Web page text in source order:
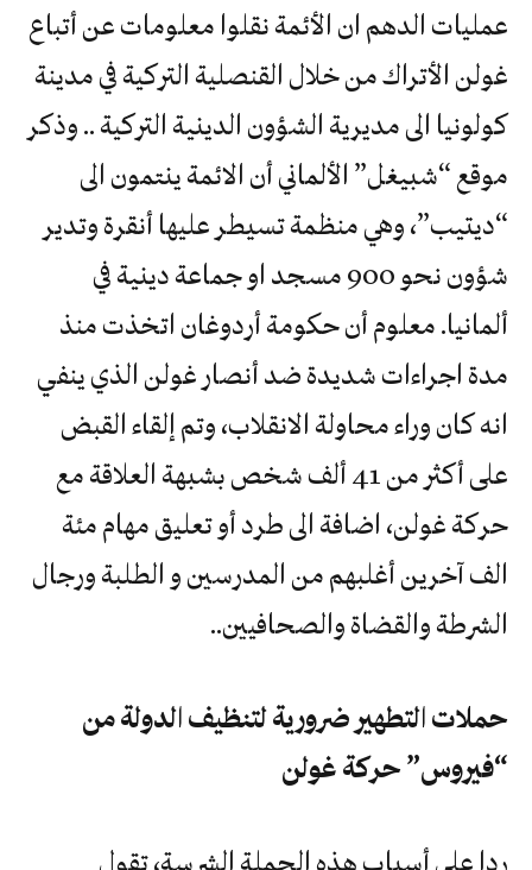
عمليات الدهم ان الأئمة نقلوا معلومات عن أتباع
غولن الأتراك من خلال القنصلية التركية في مدينة
كولونيا الى مديرية الشؤون الدينية التركية .. وذكر
موقع “شبيغل” الألماني أن الائمة ينتمون الى
“ديتيب”، وهي منظمة تسيطر عليها أنقرة وتدير
شؤون نحو 900 مسجد او جماعة دينية في
ألمانيا. معلوم أن حكومة أردوغان اتخذت منذ
مدة اجراءات شديدة ضد أنصار غولن الذي ينفي
انه كان وراء محاولة الانقلاب، وتم إلقاء القبض
على أكثر من 41 ألف شخص بشبهة العلاقة مع
حركة غولن، اضافة الى طرد أو تعليق مهام مئة
الف آخرين أغلبهم من المدرسين و الطلبة ورجال
الشرطة والقضاة والصحافيين..
حملات التطهير ضرورية لتنظيف الدولة من
“فيروس” حركة غولن
ردا على أسباب هذه الحملة الشرسة، تقول